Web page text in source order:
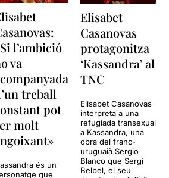
l’ambició
va
treball
pot
molt
és un
que
Elisabet
Casanovas
protagonitza
‘Kassandra’ al
TNC
Elisabet Casanovas
interpreta a una
refugiada transexual
a Kassandra, una
obra del franc-
uruguaià Sergio
Blanco que Sergi
Belbel, el seu